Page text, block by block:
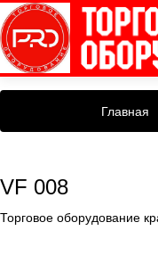
Главная
VF 008
Торговое оборудование